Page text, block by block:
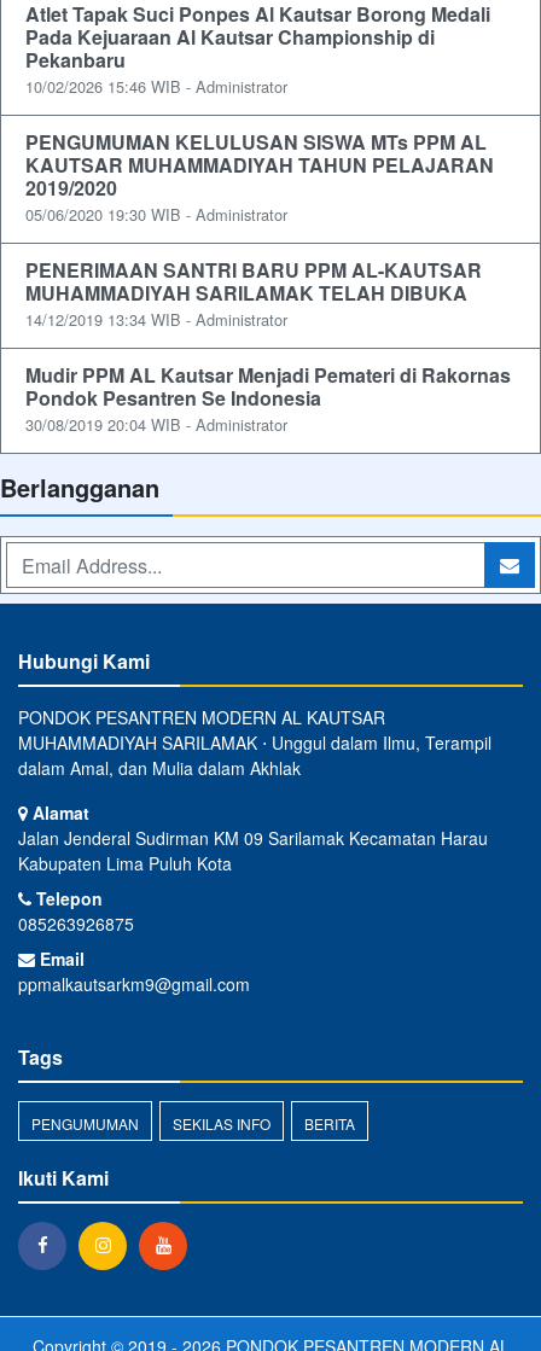
Atlet Tapak Suci Ponpes Al Kautsar Borong Medali
Pada Kejuaraan Al Kautsar Championship di
Pekanbaru
10/02/2026 15:46 WIB - Administrator
PENGUMUMAN KELULUSAN SISWA MTs PPM AL
KAUTSAR MUHAMMADIYAH TAHUN PELAJARAN
2019/2020
05/06/2020 19:30 WIB - Administrator
PENERIMAAN SANTRI BARU PPM AL-KAUTSAR
MUHAMMADIYAH SARILAMAK TELAH DIBUKA
14/12/2019 13:34 WIB - Administrator
Mudir PPM AL Kautsar Menjadi Pemateri di Rakornas
Pondok Pesantren Se Indonesia
30/08/2019 20:04 WIB - Administrator
Berlangganan
Hubungi Kami
PONDOK PESANTREN MODERN AL KAUTSAR
MUHAMMADIYAH SARILAMAK ⋅ Unggul dalam Ilmu, Terampil
dalam Amal, dan Mulia dalam Akhlak
Alamat
Jalan Jenderal Sudirman KM 09 Sarilamak Kecamatan Harau
Kabupaten Lima Puluh Kota
Telepon
085263926875
Email
ppmalkautsarkm9@gmail.com
Tags
PENGUMUMAN SEKILAS INFO BERITA
Ikuti Kami